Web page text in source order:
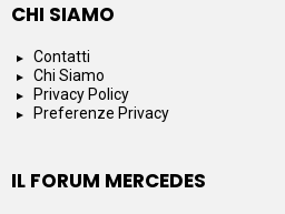
CHI SIAMO
Contatti
Chi Siamo
Privacy Policy
Preferenze Privacy
IL FORUM MERCEDES